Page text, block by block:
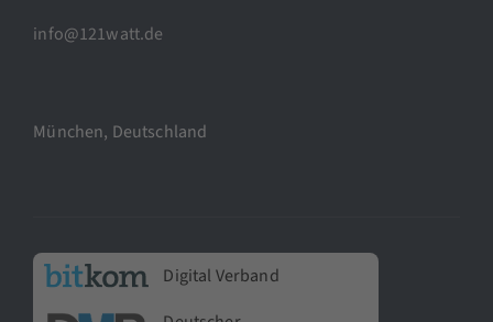
info@121watt.de
München, Deutschland
Digital Verband